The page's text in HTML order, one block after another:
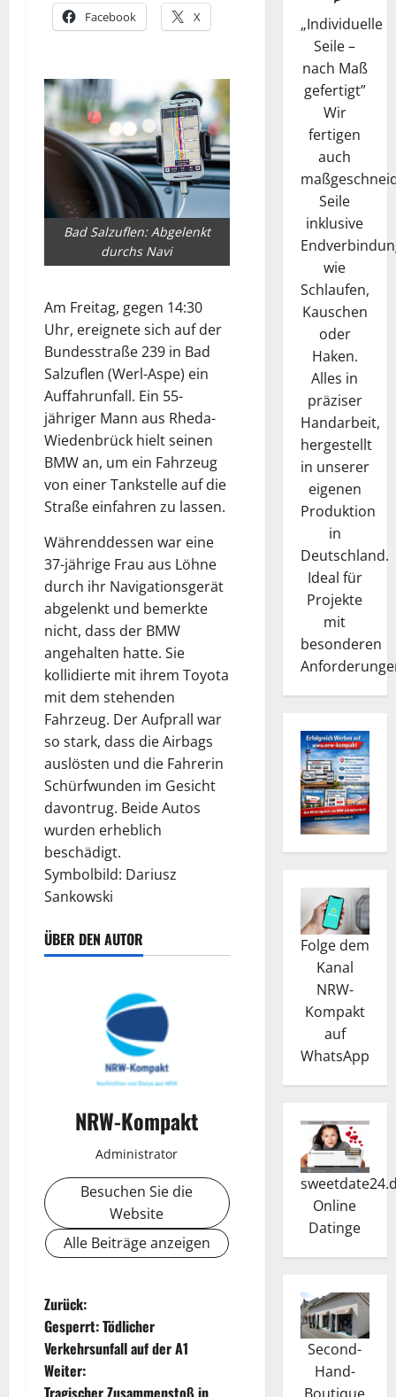
Facebook X
Bad Salzuflen: Abgelenkt
durchs Navi
Am Freitag, gegen 14:30
Uhr, ereignete sich auf der
Bundesstraße 239 in Bad
Salzuflen (Werl-Aspe) ein
Auffahrunfall. Ein 55-
jähriger Mann aus Rheda-
Wiedenbrück hielt seinen
BMW an, um ein Fahrzeug
von einer Tankstelle auf die
Straße einfahren zu lassen.
Währenddessen war eine
37-jährige Frau aus Löhne
durch ihr Navigationsgerät
abgelenkt und bemerkte
nicht, dass der BMW
angehalten hatte. Sie
kollidierte mit ihrem Toyota
mit dem stehenden
Fahrzeug. Der Aufprall war
so stark, dass die Airbags
auslösten und die Fahrerin
Schürfwunden im Gesicht
davontrug. Beide Autos
wurden erheblich
beschädigt.
Symbolbild: Dariusz
Sankowski
ÜBER DEN AUTOR
NRW-Kompakt
Administrator
Besuchen Sie die
Website
Alle Beiträge anzeigen
B
e
i
Zurück:
Gesperrt: Tödlicher
Verkehrsunfall auf der A1
Weiter:
Tragischer Zusammenstoß in
„Individuelle
Seile –
nach Maß
gefertigt”
Wir
fertigen
auch
Seile
inklusive
wie
Schlaufen,
Kauschen
oder
Haken.
Alles in
präziser
Handarbeit,
hergestellt
in unserer
eigenen
Produktion
in
Deutschland.
Ideal für
Projekte
mit
besonderen
Folge dem
Kanal
NRW-
Kompakt
auf
WhatsApp
Online
Datinge
Second-
Hand-